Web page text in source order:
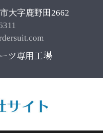
大字鹿野田2662
ツ専用工場